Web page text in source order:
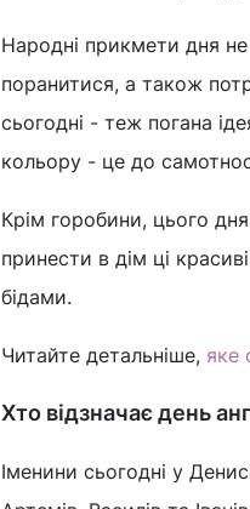
Народні прикмети дня
поранитися, а також
сьогодні - теж погана
кольору - це до
Крім горобини, цього
принести в дім ці
бідами.
Читайте детальніше, яке
Хто відзначає день
Іменини сьогодні у